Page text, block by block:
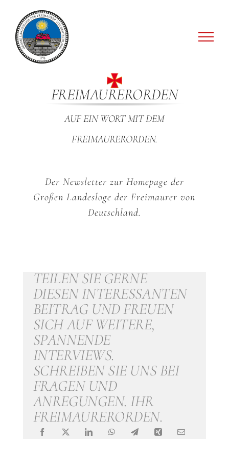
Inhalt
springen
FREIMAURERORDEN
AUF EIN WORT MIT DEM
FREIMAURERORDEN.
Der Newsletter zur Homepage der
Großen Landesloge der Freimaurer von
Deutschland.
TEILEN SIE GERNE
DIESEN INTERESSANTEN
BEITRAG UND FREUEN
SICH AUF WEITERE,
SPANNENDE
INTERVIEWS.
SCHREIBEN SIE UNS BEI
FRAGEN UND
ANREGUNGEN. IHR
FREIMAURERORDEN.